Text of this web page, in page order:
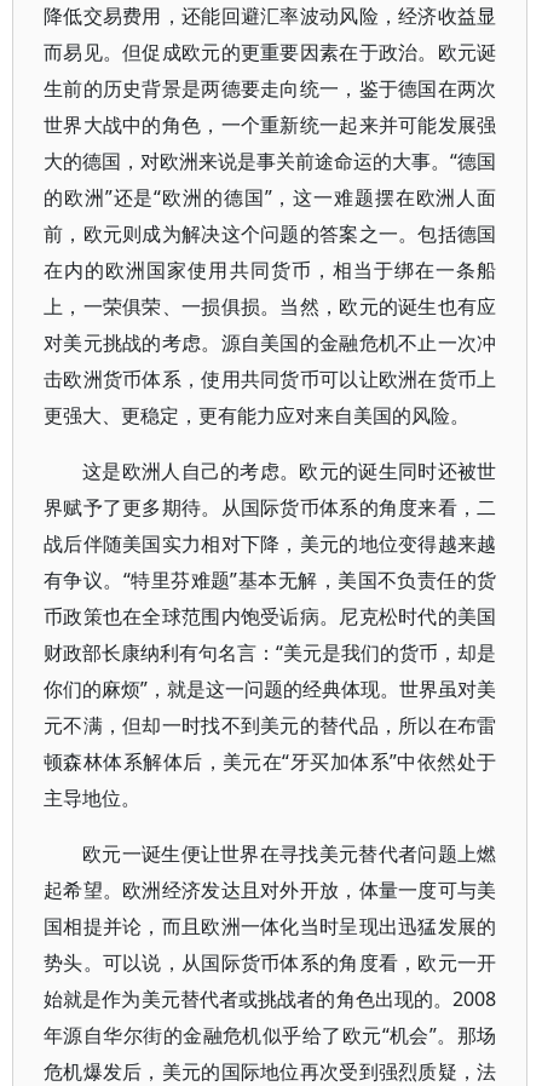
降低交易费用，还能回避汇率波动风险，经济收益显
而易见。但促成欧元的更重要因素在于政治。欧元诞
生前的历史背景是两德要走向统一，鉴于德国在两次
世界大战中的角色，一个重新统一起来并可能发展强
大的德国，对欧洲来说是事关前途命运的大事。“德国
的欧洲”还是“欧洲的德国”，这一难题摆在欧洲人面
前，欧元则成为解决这个问题的答案之一。包括德国
在内的欧洲国家使用共同货币，相当于绑在一条船
上，一荣俱荣、一损俱损。当然，欧元的诞生也有应
对美元挑战的考虑。源自美国的金融危机不止一次冲
击欧洲货币体系，使用共同货币可以让欧洲在货币上
更强大、更稳定，更有能力应对来自美国的风险。
这是欧洲人自己的考虑。欧元的诞生同时还被世
界赋予了更多期待。从国际货币体系的角度来看，二
战后伴随美国实力相对下降，美元的地位变得越来越
有争议。“特里芬难题”基本无解，美国不负责任的货
币政策也在全球范围内饱受诟病。尼克松时代的美国
财政部长康纳利有句名言：“美元是我们的货币，却是
你们的麻烦”，就是这一问题的经典体现。世界虽对美
元不满，但却一时找不到美元的替代品，所以在布雷
顿森林体系解体后，美元在“牙买加体系”中依然处于
主导地位。
欧元一诞生便让世界在寻找美元替代者问题上燃
起希望。欧洲经济发达且对外开放，体量一度可与美
国相提并论，而且欧洲一体化当时呈现出迅猛发展的
势头。可以说，从国际货币体系的角度看，欧元一开
始就是作为美元替代者或挑战者的角色出现的。2008
年源自华尔街的金融危机似乎给了欧元“机会”。那场
危机爆发后，美元的国际地位再次受到强烈质疑，法